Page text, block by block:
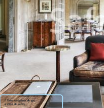
à quelques pas de
contacter